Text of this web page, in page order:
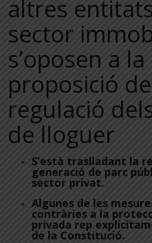
altres
sector
s’oposen a la
proposició
regulació
de lloguer
S’està traslladant la
generació de parc
sector privat.
Algunes de les
contràries a la
privada rep
de la Constitució.